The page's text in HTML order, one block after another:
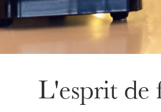
L'esprit de